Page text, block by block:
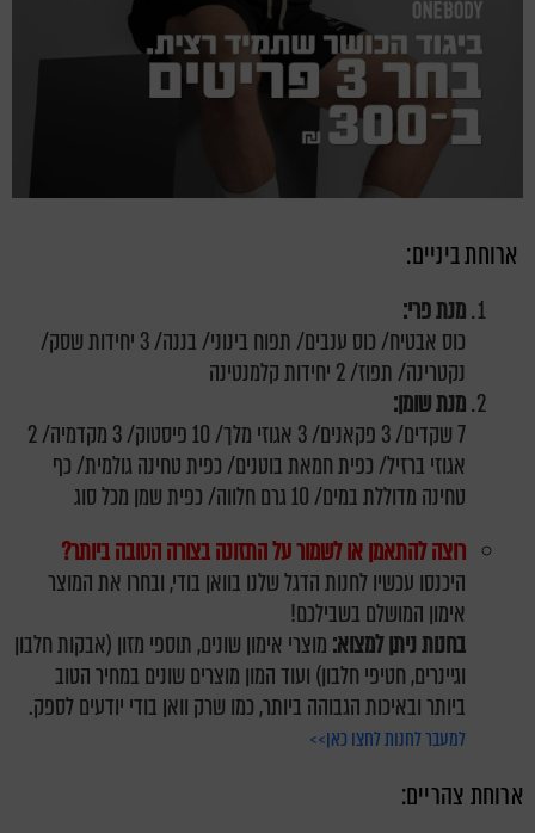
ארוחת ביניים:
מנת פרי:
כוס אבטיח/ כוס ענבים/ תפוח בינוני/ בננה/ 3 יחידות שסק/
נקטרינה/ תפוז/ 2 יחידות קלמנטינה
מנת שומן:
7 שקדים/ 3 פקאנים/ 3 אגוזי מלך/ 10 פיסטוק/ 3 מקדמיה/ 2
אגוזי ברזיל/ כפית חמאת בוטנים/ כפית טחינה גולמית/ כף
טחינה מדוללת במים/ 10 גרם חלווה/ כפית שמן מכל סוג
רוצה להתאמן או לשמור על התזונה בצורה הטובה ביותר?
היכנסו עכשיו לחנות הדגל שלנו בוואן בודי, ובחרו את המוצר
אימון המושלם בשבילכם!
בחנות ניתן למצוא: מוצרי אימון שונים, תוספי מזון (אבקות חלבון
וגיינרים, חטיפי חלבון) ועוד המון מוצרים שונים במחיר הטוב
ביותר ובאיכות הגבוהה ביותר, כמו שרק וואן בודי יודעים לספק.
למעבר לחנות לחצו כאן>>
ארוחת צהריים: